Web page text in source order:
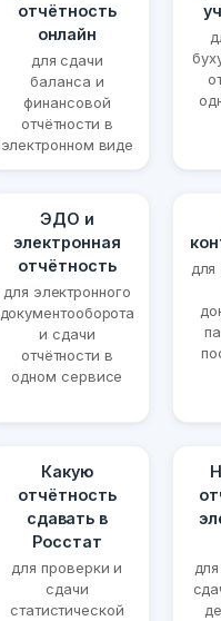
отчётность
онлайн
для сдачи
баланса и
финансовой
отчётности в
электронном виде
ЭДО и
электронная
отчётность
для электронного
документооборота
и сдачи
отчётности в
одном сервисе
для
Какую
отчётность
сдавать в
Росстат
для проверки и
сдачи
статистической